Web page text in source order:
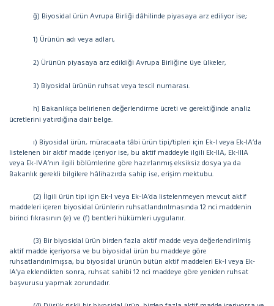
ğ) Biyosidal ürün Avrupa Birliği dâhilinde piyasaya arz ediliyor ise;
1) Ürünün adı veya adları,
2) Ürünün piyasaya arz edildiği Avrupa Birliğine üye ülkeler,
3) Biyosidal ürünün ruhsat veya tescil numarası.
h) Bakanlıkça belirlenen değerlendirme ücreti ve gerektiğinde analiz
ücretlerini yatırdığına dair belge.
ı) Biyosidal ürün, müracaata tâbi ürün tipi/tipleri için Ek-I veya Ek-IA’da
listelenen bir aktif madde içeriyor ise, bu aktif maddeyle ilgili Ek-IIA, Ek-IIIA
veya Ek-IVA’nın ilgili bölümlerine göre hazırlanmış eksiksiz dosya ya da
Bakanlık gerekli bilgilere hâlihazırda sahip ise, erişim mektubu.
(2) İlgili ürün tipi için Ek-I veya Ek-IA’da listelenmeyen mevcut aktif
maddeleri içeren biyosidal ürünlerin ruhsatlandırılmasında 12 nci maddenin
birinci fıkrasının (e) ve (f) bentleri hükümleri uygulanır.
(3) Bir biyosidal ürün birden fazla aktif madde veya değerlendirilmiş
aktif madde içeriyorsa ve bu biyosidal ürün bu maddeye göre
ruhsatlandırılmışsa, bu biyosidal ürünün bütün aktif maddeleri Ek-I veya Ek-
IA’ya eklendikten sonra, ruhsat sahibi 12 nci maddeye göre yeniden ruhsat
başvurusu yapmak zorundadır.